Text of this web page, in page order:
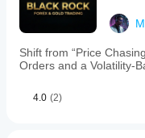
Shift from “Price
Orders and a Volatility-
4.0 (2)